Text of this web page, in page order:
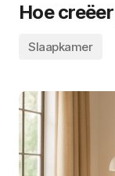
Hoe
Slaapkamer